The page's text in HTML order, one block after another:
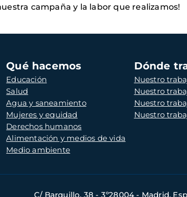
campaña y la labor que realizamos!
Qué hacemos
Educación
Salud
Agua y saneamiento
Mujeres y equidad
Derechos humanos
Alimentación y medios de vida
Medio ambiente
Dónde
Nuestro
Nuestro
Nuestro
Nuestro
C/ Barquillo, 38 - 3º28004 - Madrid,